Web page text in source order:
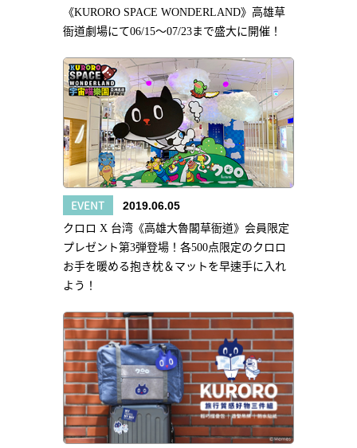
《KURORO SPACE WONDERLAND》高雄草
衙道劇場にて06/15～07/23まで盛大に開催！
EVENT 2019.06.05
クロロ X 台湾《高雄大魯閣草衙道》会員限定
プレゼント第3弾登場！各500点限定のクロロ
お手を暖める抱き枕＆マットを早速手に入れ
よう！